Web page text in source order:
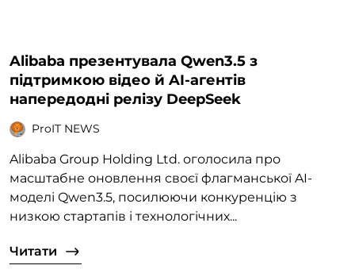
Alibaba презентувала Qwen3.5 з
підтримкою відео й AI-агентів
напередодні релізу DeepSeek
ProIT NEWS
Alibaba Group Holding Ltd. оголосила про
масштабне оновлення своєї флагманської AI-
моделі Qwen3.5, посилюючи конкуренцію з
низкою стартапів і технологічних...
Читати